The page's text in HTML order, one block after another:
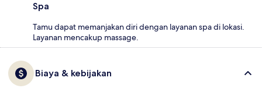
Spa
Tamu dapat memanjakan diri dengan layanan spa di lokasi.
Layanan mencakup massage.
Biaya & kebijakan